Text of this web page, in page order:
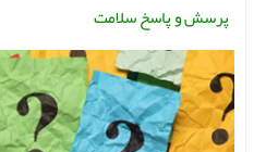
پرسش و پاسخ سلامت